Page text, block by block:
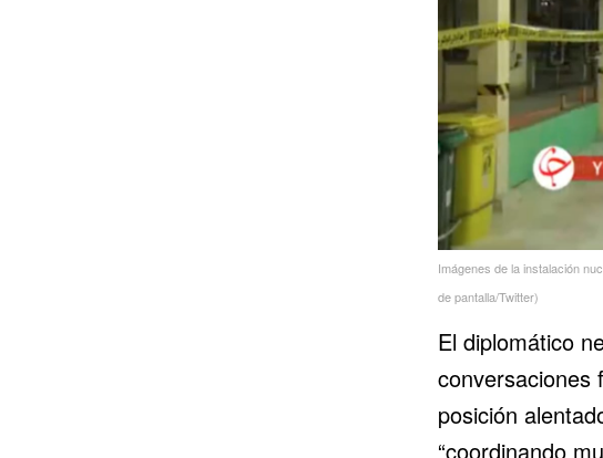
Imágenes de la instalación
de pantalla/Twitter)
El diplomático
conversaciones
posición
“coordinando